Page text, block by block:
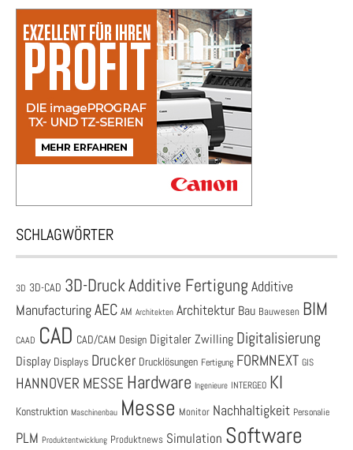
SCHLAGWÖRTER
3D 3D-CAD 3D-DruckAdditive Fertigung Additive
ManufacturingAEC AM Architekten Architektur Bau Bauwesen BIM
CAAD CAD CAD/CAM Design Digitaler Zwilling Digitalisierung
Display Displays Drucker Drucklösungen Fertigung FORMNEXT GIS
HANNOVER MESSE Hardware Ingenieure INTERGEO KI
Konstruktion Maschinenbau Messe Monitor Nachhaltigkeit Personalie
PLM Produktentwicklung Produktnews Simulation Software